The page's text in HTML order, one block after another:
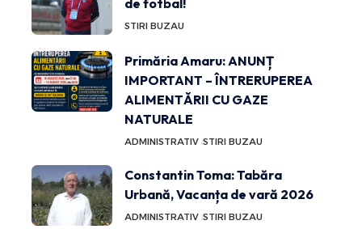
STIRI BUZAU
Primăria Amaru: ANUNȚ
IMPORTANT – ÎNTRERUPEREA
ALIMENTĂRII CU GAZE
NATURALE
ADMINISTRATIV STIRI BUZAU
Constantin Toma: Tabăra
Urbană, Vacanța de vară 2026
ADMINISTRATIV STIRI BUZAU